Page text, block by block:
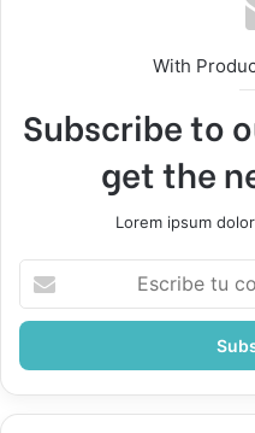
With
Subscribe to
get the
Lorem ipsum
correo